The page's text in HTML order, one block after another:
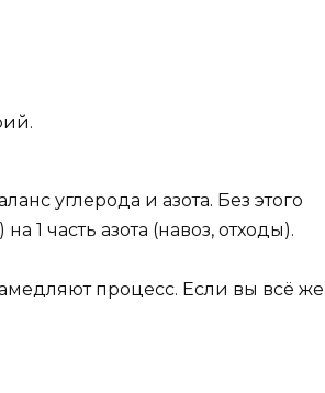
углерода и азота. Без этого
1 часть азота (навоз, отходы).
процесс. Если вы всё же